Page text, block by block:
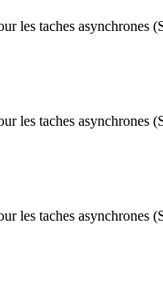
les taches asynchrones
les taches asynchrones
les taches asynchrones